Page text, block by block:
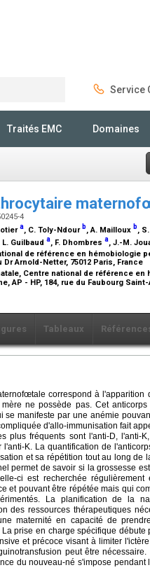
Service
Traités EMC Domaines
4
a, C. Toly-Ndour b, A. Mailloux b,
L. Guilbaud a, F. Dhombres a, J.-M.
de référence en hémobiologie
Arnold-Netter, 75012 Paris, France
Centre national de référence en
AP - HP, 184, rue du Faubourg
Tableaux
correspond à
ne possède pas. Cet
manifeste par une anémie
d'allo-immunisation fait
plus fréquents sont l'anti-D, l'anti-
K. La quantification de
et sa répétition tout au long de
permet de savoir si la grossesse
ci est recherchée
et pouvant être répétée mais qui
La planification de la
des ressources thérapeutiques
maternité en capacité de
prise en charge spécifique
et précoce visant à limiter
peut être
du nouveau-né s'impose